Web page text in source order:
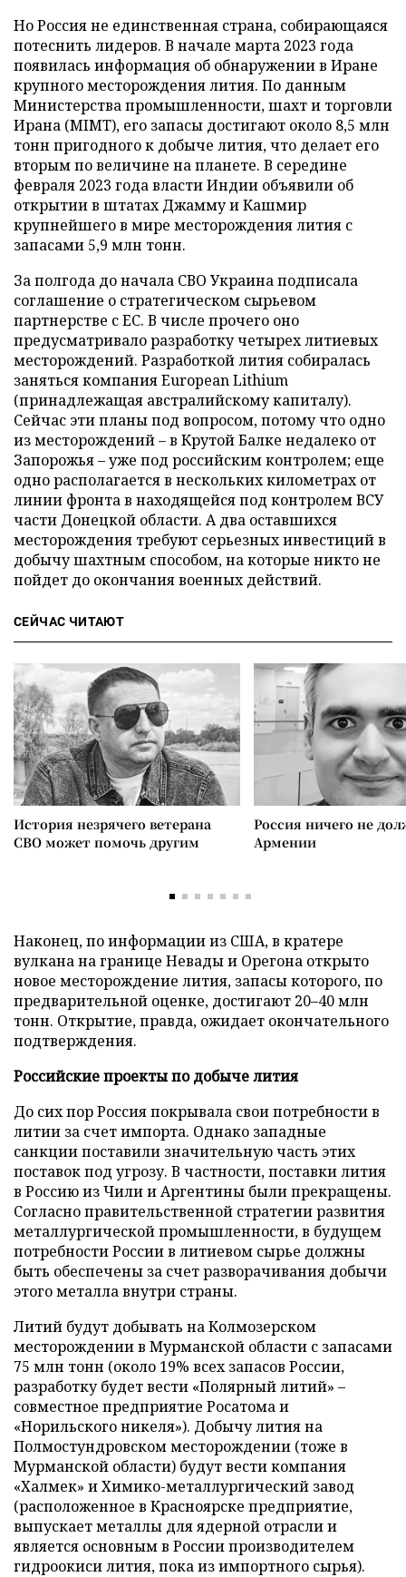
Но Россия не единственная страна, собирающаяся
потеснить лидеров. В начале марта 2023 года
появилась информация об обнаружении в Иране
крупного месторождения лития. По данным
Министерства промышленности, шахт и торговли
Ирана (MIMT), его запасы достигают около 8,5 млн
тонн пригодного к добыче лития, что делает его
вторым по величине на планете. В середине
февраля 2023 года власти Индии объявили об
открытии в штатах Джамму и Кашмир
крупнейшего в мире месторождения лития с
запасами 5,9 млн тонн.
За полгода до начала СВО Украина подписала
соглашение о стратегическом сырьевом
партнерстве с ЕС. В числе прочего оно
предусматривало разработку четырех литиевых
месторождений. Разработкой лития собиралась
заняться компания European Lithium
(принадлежащая австралийскому капиталу).
Сейчас эти планы под вопросом, потому что одно
из месторождений – в Крутой Балке недалеко от
Запорожья – уже под российским контролем; еще
одно располагается в нескольких километрах от
линии фронта в находящейся под контролем ВСУ
части Донецкой области. А два оставшихся
месторождения требуют серьезных инвестиций в
добычу шахтным способом, на которые никто не
пойдет до окончания военных действий.
СЕЙЧАС ЧИТАЮТ
История незрячего ветерана
СВО может помочь другим
Россия ничего не
Армении
Наконец, по информации из США, в кратере
вулкана на границе Невады и Орегона открыто
новое месторождение лития, запасы которого, по
предварительной оценке, достигают 20–40 млн
тонн. Открытие, правда, ожидает окончательного
подтверждения.
Российские проекты по добыче лития
До сих пор Россия покрывала свои потребности в
литии за счет импорта. Однако западные
санкции поставили значительную часть этих
поставок под угрозу. В частности, поставки лития
в Россию из Чили и Аргентины были прекращены.
Согласно правительственной стратегии развития
металлургической промышленности, в будущем
потребности России в литиевом сырье должны
быть обеспечены за счет разворачивания добычи
этого металла внутри страны.
Литий будут добывать на Колмозерском
месторождении в Мурманской области с запасами
75 млн тонн (около 19% всех запасов России,
разработку будет вести «Полярный литий» –
совместное предприятие Росатома и
«Норильского никеля»). Добычу лития на
Полмостундровском месторождении (тоже в
Мурманской области) будут вести компания
«Халмек» и Химико-металлургический завод
(расположенное в Красноярске предприятие,
выпускает металлы для ядерной отрасли и
является основным в России производителем
гидроокиси лития, пока из импортного сырья).